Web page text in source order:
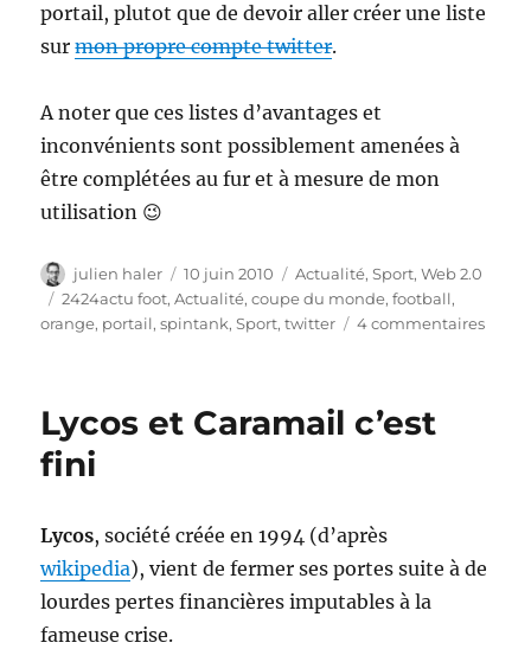
portail, plutot que de devoir aller créer une liste
surmon propre compte twitter.
A noter que ces listes d’avantages et
inconvénients sont possiblement amenées à
être complétées au fur et à mesure de mon
utilisation 😉
Auteur
julien haler
Publié
le
10 juin 2010 Catégories
Actualité,Sport,Web 2.0
Étiquettes
2424actu foot,Actualité,coupe du monde,football,
orange, portail,spintank,Sport,twitter 4 commentairessur
2010
Lycos et Caramail c’est
fini
Lycos, société créée en 1994 (d’après
wikipedia), vient de fermer ses portes suite à de
lourdes pertes financières imputables à la
fameuse crise.